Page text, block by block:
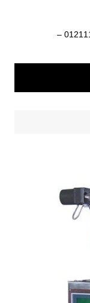
ماكينات تعبئة وتغليف 01211116954 – 01211116956 –